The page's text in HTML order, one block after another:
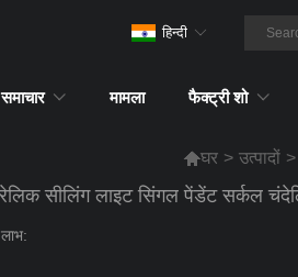
समाचार मामला फैक्ट्री शो
हिन्दी
घर > उत्पादों >
सीलिंग लाइट सिंगल पेंडेंट सर्कल